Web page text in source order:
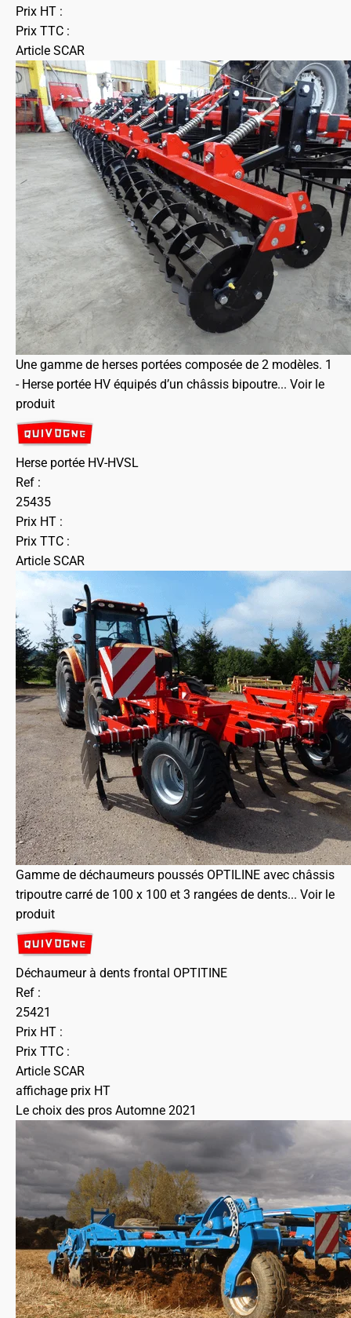
Prix HT :
Prix TTC :
Article SCAR
Une gamme de herses portées composée de 2 modèles. 1
- Herse portée HV équipés d’un châssis bipoutre... Voir le
produit
Herse portée HV-HVSL
Ref :
25435
Prix HT :
Prix TTC :
Article SCAR
Gamme de déchaumeurs poussés OPTILINE avec châssis
tripoutre carré de 100 x 100 et 3 rangées de dents... Voir le
produit
Déchaumeur à dents frontal OPTITINE
Ref :
25421
Prix HT :
Prix TTC :
Article SCAR
affichage prix HT
Le choix des pros Automne 2021